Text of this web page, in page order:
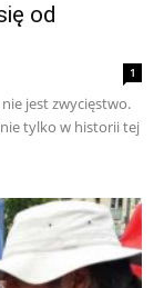
od
1
jest zwycięstwo.
tylko w historii tej